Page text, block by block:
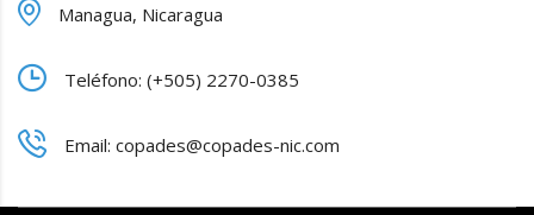
Managua, Nicaragua
Teléfono: (+505) 2270-0385
Email: copades@copades-nic.com